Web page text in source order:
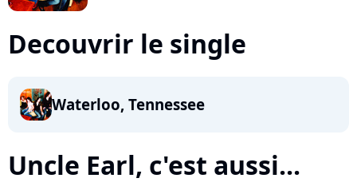
Decouvrir le single
Waterloo, Tennessee
Uncle Earl, c'est aussi...